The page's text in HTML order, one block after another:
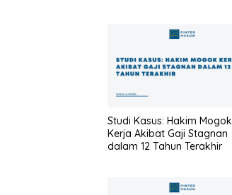
Studi Kasus: Hakim Mogok
Kerja Akibat Gaji Stagnan
dalam 12 Tahun Terakhir